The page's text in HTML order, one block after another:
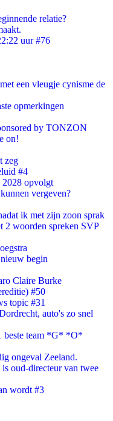
relatie?
uur #76
een vleugje cynisme de
opmerkingen
by TONZON
on!
zeg
#4
2028 opvolgt
vergeven?
ik met zijn zoon sprak
2 woorden spreken SVP
begin
Claire Burke
#50
topic #31
auto's zo snel
beste team *G* *O*
ongeval Zeeland.
oud-directeur van twee
wordt #3